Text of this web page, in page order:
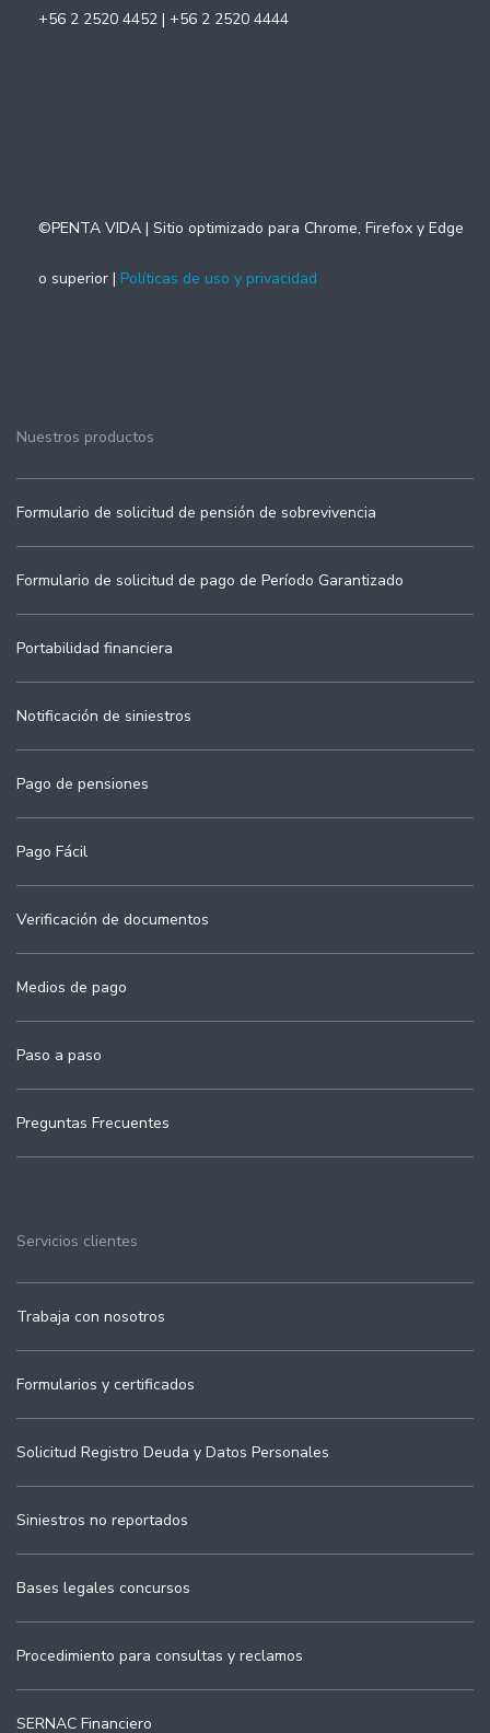
+56 2 2520 4452 | +56 2 2520 4444
©PENTA VIDA | Sitio optimizado para Chrome, Firefox y Edge
o superior | Políticas de uso y privacidad
Nuestros productos
Formulario de solicitud de pensión de sobrevivencia
Formulario de solicitud de pago de Período Garantizado
Portabilidad financiera
Notificación de siniestros
Pago de pensiones
Pago Fácil
Verificación de documentos
Medios de pago
Paso a paso
Preguntas Frecuentes
Servicios clientes
Trabaja con nosotros
Formularios y certificados
Solicitud Registro Deuda y Datos Personales
Siniestros no reportados
Bases legales concursos
Procedimiento para consultas y reclamos
SERNAC Financiero